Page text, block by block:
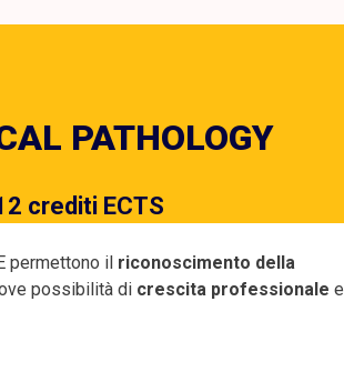
PATHOLOGY
crediti ECTS
permettono il riconoscimento della
possibilità di crescita professionale e